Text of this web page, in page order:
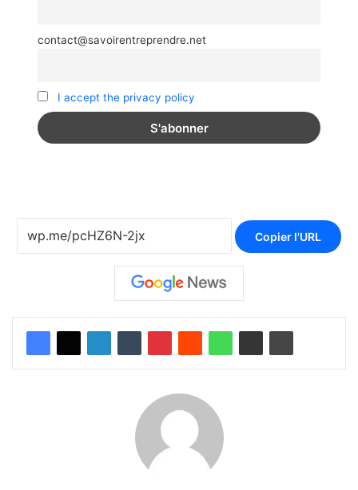
contact@savoirentreprendre.net
I accept the privacy policy
Copier l'URL